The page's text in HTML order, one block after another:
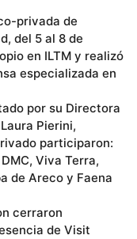
privada de
del 5 al 8 de
en ILTM y realizó
especializada en
por su Directora
Pierini,
participaron:
Viva Terra,
de Areco y Faena
cerraron
de Visit